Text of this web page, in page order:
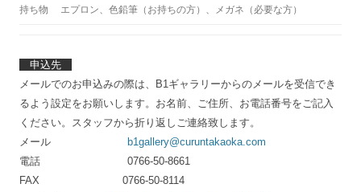
持ち物 エプロン、色鉛筆（お持ちの方）、メガネ（必要な方）
申込先
メールでのお申込みの際は、B1ギャラリーからのメールを受信でき
るよう設定をお願いします。お名前、ご住所、お電話番号をご記入
ください。スタッフから折り返しご連絡致します。
メール b1gallery@curuntakaoka.com
電話 0766-50-8661
FAX 0766-50-8114